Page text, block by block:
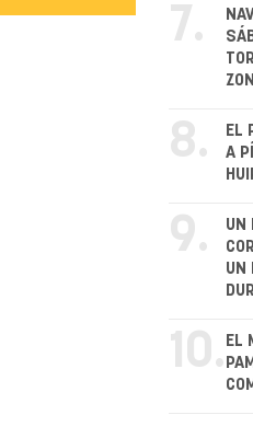
7.
8.
EL
A
9.
UN
UN
10. EL